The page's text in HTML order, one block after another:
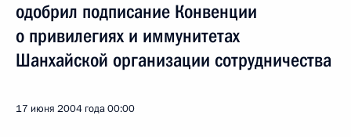
одобрил подписание Конвенции
о привилегиях и иммунитетах
Шанхайской организации сотрудничества
17 июня 2004 года00:00